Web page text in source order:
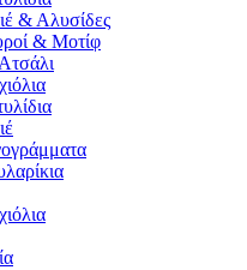
& Αλυσίδες
& Μοτίφ